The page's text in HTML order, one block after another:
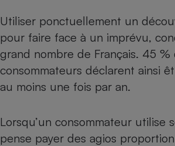
Utiliser ponctuellement un
pour faire face à un imprévu,
grand nombre de Français. 45 %
consommateurs déclarent ainsi
au moins une fois par an.
Lorsqu’un consommateur utilise
pense payer des agios